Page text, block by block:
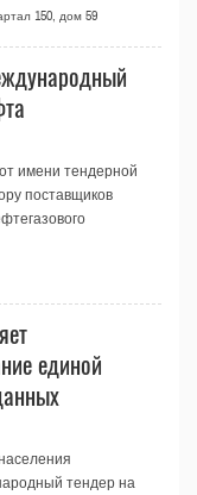
150, дом 59
имени тендерной
поставщиков
единой
тендер на